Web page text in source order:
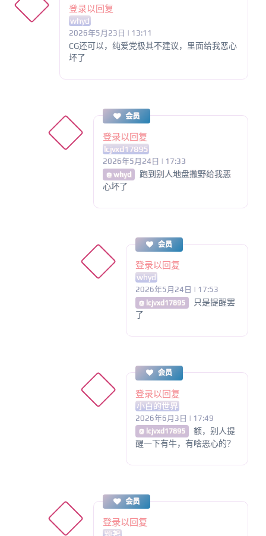
登录以回复
whyd
2026年5月23日 | 13:11
CG还可以，纯爱党极其不建议，里面给我恶心
坏了
会员
登录以回复
lcjvxd17895
2026年5月24日 | 17:33
@ whyd
跑到别人地盘撒野给我恶
心坏了
会员
登录以回复
whyd
2026年5月24日 | 17:53
@ lcjvxd17895
只是提醒罢
了
会员
登录以回复
小白的世界
2026年6月3日 | 17:49
@ lcjvxd17895
额，别人提
醒一下有牛，有啥恶心的？
会员
登录以回复